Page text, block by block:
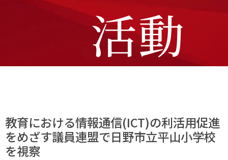
活動
報告
教育における情報通信(ICT)の利活用促進
をめざす議員連盟で日野市立平山小学校
を視察